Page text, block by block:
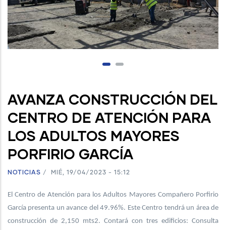
AVANZA CONSTRUCCIÓN DEL
CENTRO DE ATENCIÓN PARA
LOS ADULTOS MAYORES
PORFIRIO GARCÍA
NOTICIAS / MIÉ, 19/04/2023 - 15:12
El Centro de Atención para los Adultos Mayores Compañero Porfirio
García presenta un avance del 49.96%. Este Centro tendrá un área de
construcción de 2,150 mts2. Contará con tres edificios: Consulta